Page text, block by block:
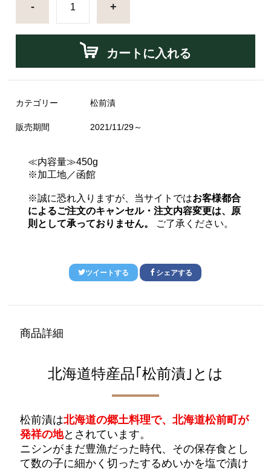
- +
カートに入れる
カテゴリー 松前漬
販売期間 2021/11/29～
≪内容量≫450g
※加工地／函館
※誠に恐れ入りますが、当サイトではお客様都合
によるご注文のキャンセル・注文内容変更は、原
則として承っておりません。
ご了承ください。
ツイートする シェアする
商品詳細
北海道特産品｢松前漬｣とは
松前漬は北海道の郷土料理で、北海道松前町が
発祥の地とされています。
ニシンがまだ豊漁だった時代、その保存食とし
て数の子に細かく切ったするめいかを塩で漬け